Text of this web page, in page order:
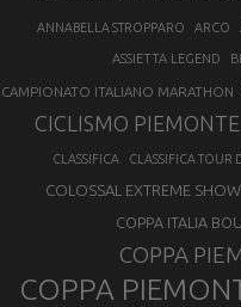
ANNABELLA STROPPARO ARCO
ASSIETTA LEGEND
CAMPIONATO ITALIANO MARATHON
CICLISMO PIEMONTE
CLASSIFICA CLASSIFICA TOUR
COLOSSAL EXTREME SHOW
COPPA ITALIA
COPPA
COPPA